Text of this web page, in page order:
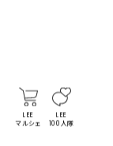
LEE
マルシェ
LEE
100人隊